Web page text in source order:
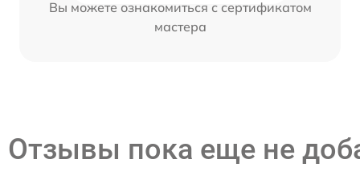
Вы можете ознакомиться с сертификатом
мастера
Отзывы пока еще не